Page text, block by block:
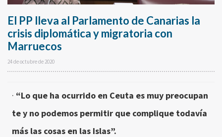
El PP lleva al Parlamento de Canarias la
crisis diplomática y migratoria con
Marruecos
24 de octubre de 2020
· “Lo que ha ocurrido en Ceuta es muy preocupan
te y no podemos permitir que complique todavía
más las cosas en las Islas”.